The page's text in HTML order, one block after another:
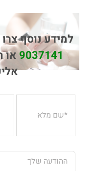
למידע נוסף
9037141או